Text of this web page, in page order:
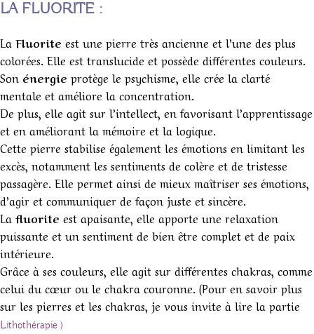
LA FLUORITE :
La Fluorite est une pierre très ancienne et l’une des plus
colorées. Elle est translucide et possède différentes couleurs.
Sonénergie protège le psychisme, elle crée la clarté
mentale et améliore la concentration.
De plus, elle agit sur l’intellect, en favorisant l’apprentissage
et en améliorant la mémoire et la logique.
Cette pierre stabilise également les émotions en limitant les
excès, notamment les sentiments de colère et de tristesse
passagère. Elle permet ainsi de mieux maîtriser ses émotions,
d’agir et communiquer de façon juste et sincère.
La fluorite est apaisante, elle apporte une relaxation
puissante et un sentiment de bien être complet et de paix
intérieure.
Grâce à ses couleurs, elle agit sur différentes chakras, comme
celui du cœur ou le chakra couronne. (Pour en savoir plus
sur les pierres et les chakras, je vous invite à lire la partie
Lithothérapie )